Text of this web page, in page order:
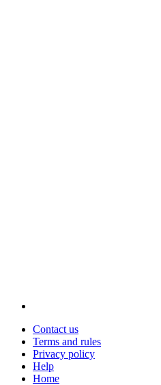
Contact us
Terms and rules
Privacy policy
Help
Home